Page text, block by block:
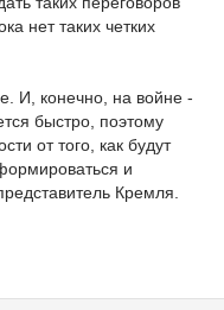
нет таких четких
И, конечно, на войне -
быстро, поэтому
от того, как будут
и
Кремля.